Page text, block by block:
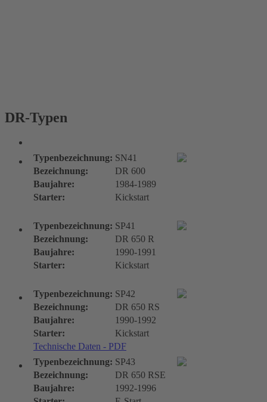
DR-Typen
Typenbezeichnung: SN41
Bezeichnung:
DR 600
Baujahre:
1984-1989
Starter:
Kickstart
Typenbezeichnung: SP41
Bezeichnung:
DR 650 R
Baujahre:
1990-1991
Starter:
Kickstart
Typenbezeichnung: SP42
Bezeichnung:
DR 650 RS
Baujahre:
1990-1992
Starter:
Kickstart
Technische Daten - PDF
Typenbezeichnung: SP43
Bezeichnung:
DR 650 RSE
Baujahre:
1992-1996